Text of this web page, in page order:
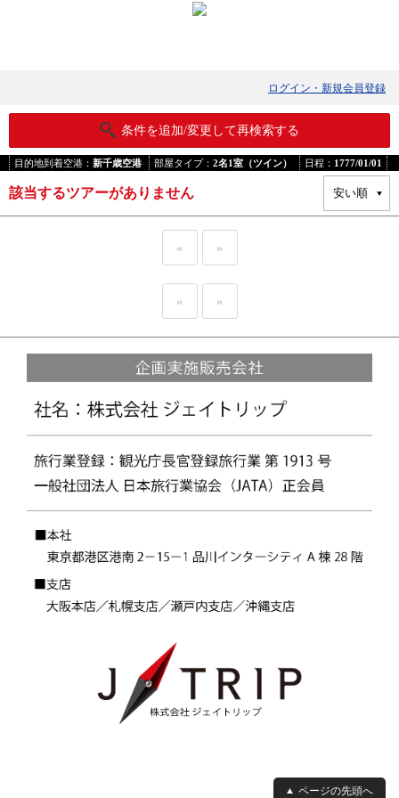
ログイン・新規会員登録
条件を追加/変更して再検索する
目的地到着空港： 新千歳空港 部屋タイプ： 2名1室（ツイン） 日程： 1777/01/01
該当するツアーがありません
« »
« »
ページの先頭へ